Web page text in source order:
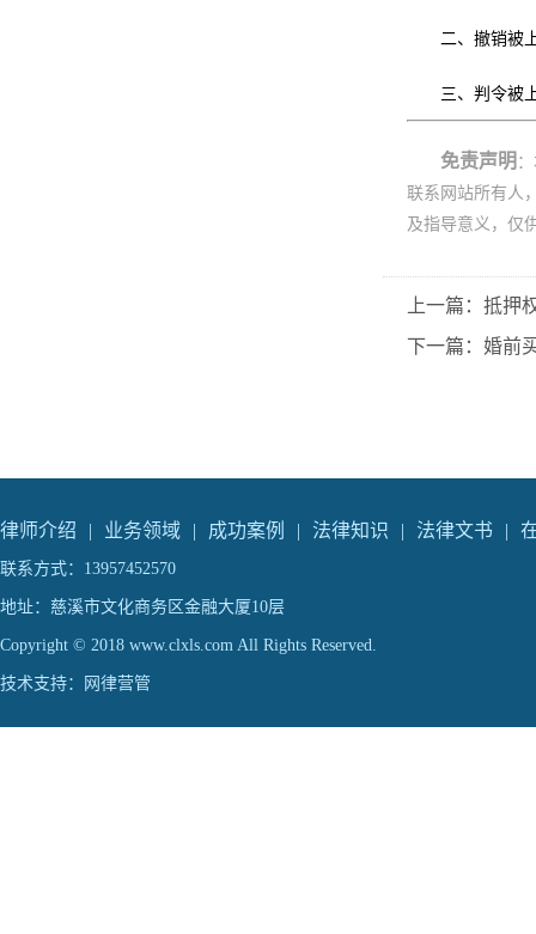
二、撤销被
三、判令被
免责声明
联系网站所有人
及指导意义，仅
上一篇：抵押
下一篇：婚前
律师介绍 | 业务领域 | 成功案例 | 法律知识 | 法律文书 |
联系方式：13957452570
地址：慈溪市文化商务区金融大厦10层
Copyright © 2018 www.clxls.com All Rights Reserved.
技术支持： 网律营管